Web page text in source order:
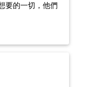
要的一切，他們